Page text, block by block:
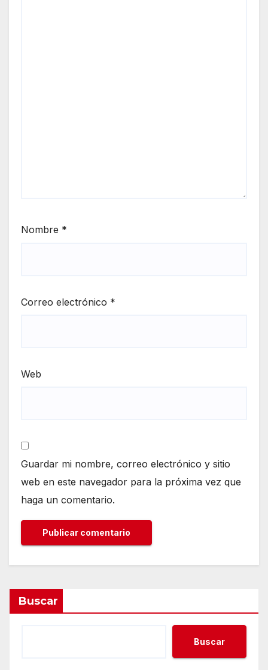
Nombre *
Correo electrónico *
Web
Guardar mi nombre, correo electrónico y sitio
web en este navegador para la próxima vez que
haga un comentario.
Buscar
Buscar